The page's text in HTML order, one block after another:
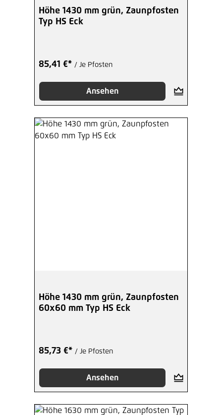
Höhe 1430 mm grün, Zaunpfosten
Typ HS Eck
85,41 €* / Je Pfosten
Ansehen
Höhe 1430 mm grün, Zaunpfosten
60x60 mm Typ HS Eck
85,73 €* / Je Pfosten
Ansehen